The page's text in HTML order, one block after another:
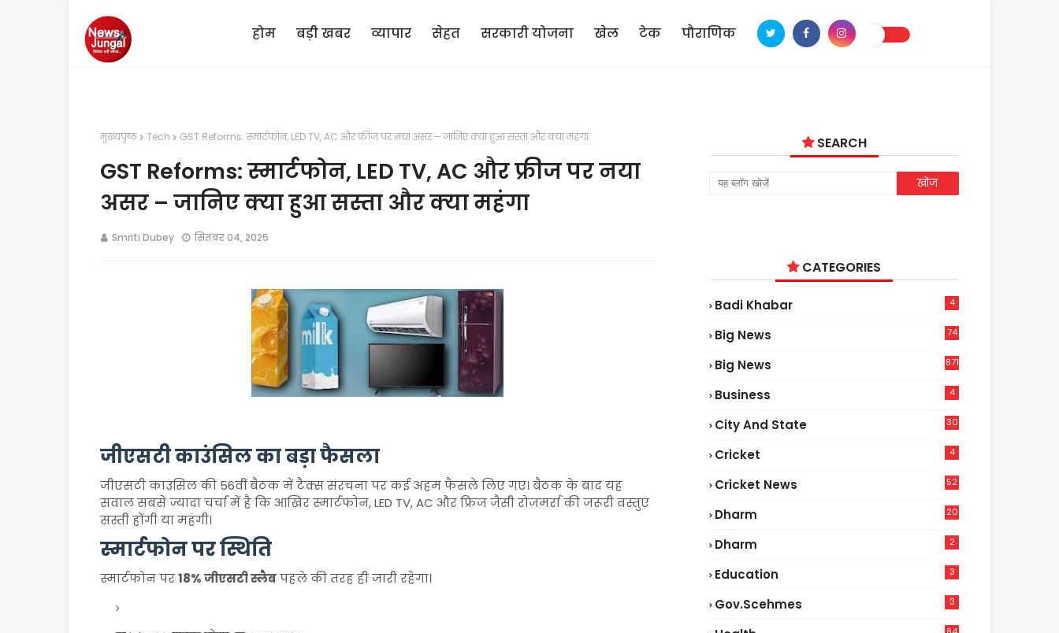
होम बड़ी खबर व्यापार सेहत सरकारी योजना खेल टेक पौराणिक
मुख्यपृष्ठ Tech GST Reforms: स्मार्टफोन, LED TV, AC और फ्रीज पर नया असर – जानिए क्या हुआ सस्ता और क्या महंगा
GST Reforms: स्मार्टफोन, LED TV, AC और फ्रीज पर नया
असर – जानिए क्या हुआ सस्ता और क्या महंगा
Smriti Dubey सितंबर 04, 2025
जीएसटी काउंसिल का बड़ा फैसला
जीएसटी काउंसिल की 56वीं बैठक में टैक्स संरचना पर कई अहम फैसले लिए गए। बैठक के बाद यह
सवाल सबसे ज्यादा चर्चा में है कि आखिर स्मार्टफोन, LED TV, AC और फ्रिज जैसी रोजमर्रा की जरूरी वस्तुएं
सस्ती होंगी या महंगी।
स्मार्टफोन पर स्थिति
स्मार्टफोन पर18% जीएसटी स्लैबपहले की तरह ही जारी रहेगा।
SEARCH
CATEGORIES
Badi Khabar 4
Big News
74
Big News 871
Business 4
City And State 30
Cricket 4
Cricket News
52
Dharm 20
Dharm 2
Education 3
Gov.scehmes 3